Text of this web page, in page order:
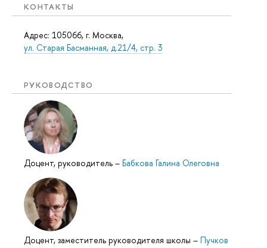
КОНТАКТЫ
Адрес: 105066, г. Москва,
ул. Старая Басманная, д.21/4, стр. 3
РУКОВОДСТВО
Доцент, руководитель – Бабкова Галина Олеговна
Доцент, заместитель руководителя школы – Пучков